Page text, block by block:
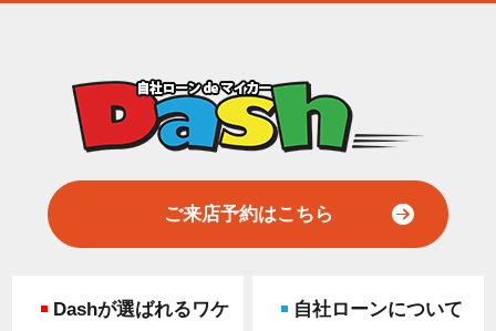
ご来店予約はこちら
Dashが選ばれるワケ 自社ローンについて